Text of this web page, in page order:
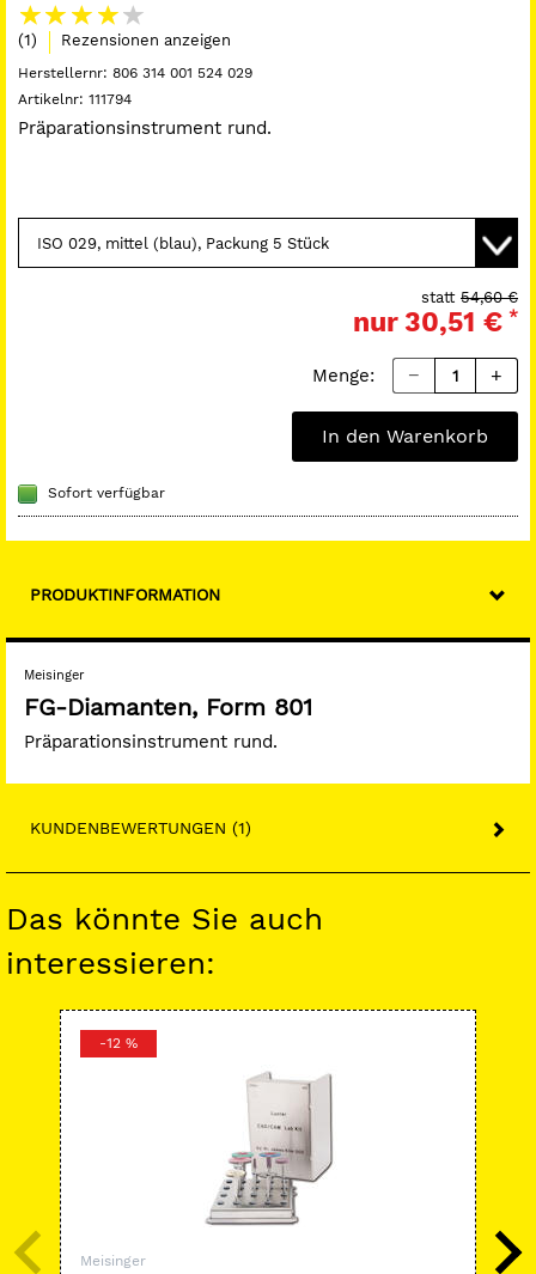
(1) Rezensionen anzeigen
Herstellernr: 806 314 001 524 029
Artikelnr: 111794
Präparationsinstrument rund.
54,60 €
statt
nur 30,51 € *
Menge:
In den Warenkorb
Sofort verfügbar
PRODUKTINFORMATION
Meisinger
FG-Diamanten, Form 801
Präparationsinstrument rund.
KUNDENBEWERTUNGEN (1)
Das könnte Sie auch
interessieren:
-12 %
Meisinger